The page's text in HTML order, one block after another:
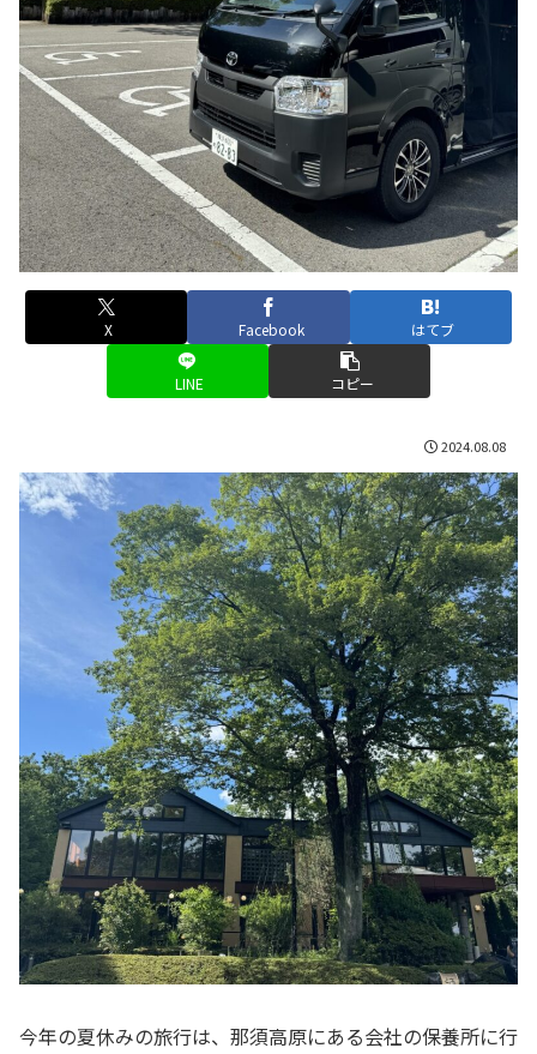
X Facebook はてブ
LINE コピー
2024.08.08
今年の夏休みの旅行は、那須高原にある会社の保養所に行